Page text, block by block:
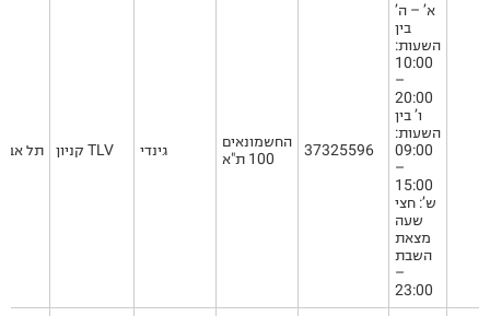
תל קניון TLV גינדי
החשמונאים
100 ת"א
37325596
א’ – ה’
בין
השעות:
10:00
–
20:00
ו’ בין
השעות:
09:00
–
15:00
ש’: חצי
שעה
מצאת
השבת
–
23:00